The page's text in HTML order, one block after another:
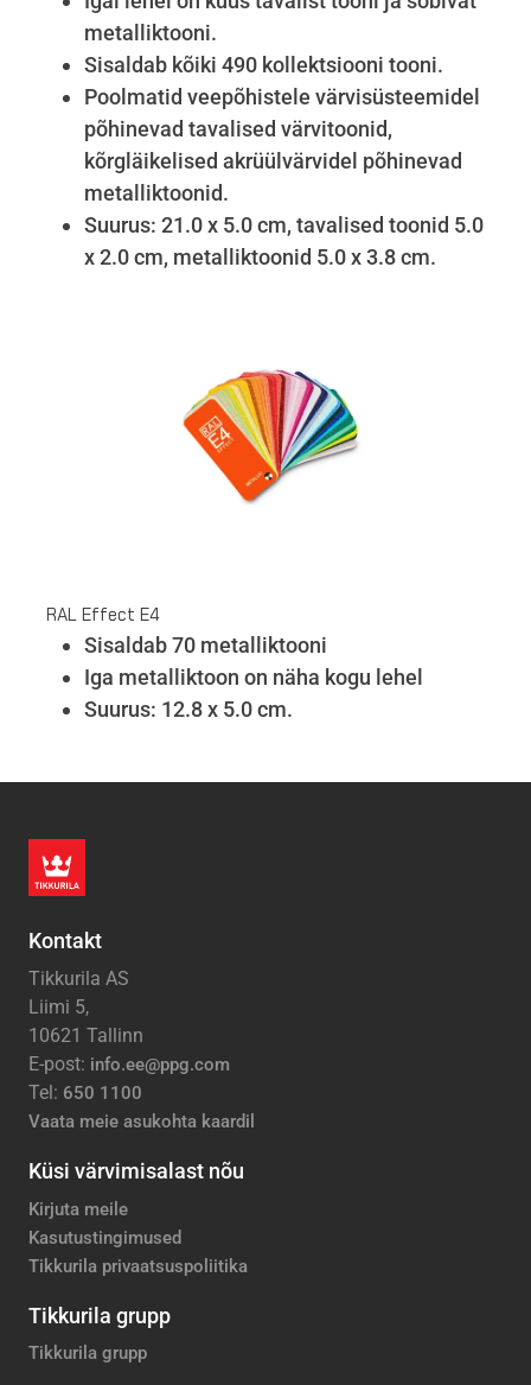
metalliktooni.
Sisaldab kõiki 490 kollektsiooni tooni.
Poolmatid veepõhistele värvisüsteemidel
põhinevad tavalised värvitoonid,
kõrgläikelised akrüülvärvidel põhinevad
metalliktoonid.
Suurus: 21.0 x 5.0 cm, tavalised toonid 5.0
x 2.0 cm, metalliktoonid 5.0 x 3.8 cm.
RAL Effect E4
Sisaldab 70 metalliktooni
Iga metalliktoon on näha kogu lehel
Suurus: 12.8 x 5.0 cm.
Kontakt
Tikkurila AS
Liimi 5,
10621 Tallinn
E-post: info.ee@ppg.com
Tel: 650 1100
Vaata meie asukohta kaardil
Küsi värvimisalast nõu
Kirjuta meile
Kasutustingimused
Tikkurila privaatsuspoliitika
Tikkurila grupp
Tikkurila grupp